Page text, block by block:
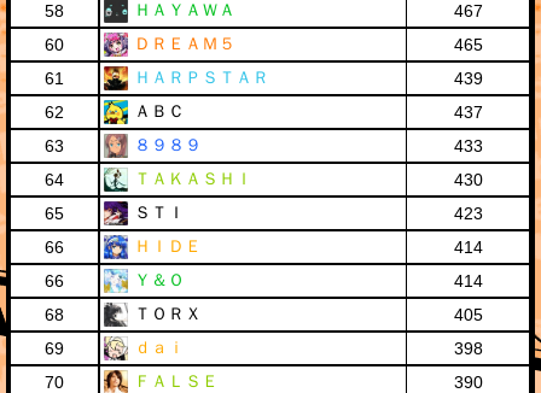
58
ＨＡＹＡＷＡ
467
60
ＤＲＥＡＭ５
465
61
ＨＡＲＰＳＴＡＲ
439
62
ＡＢＣ
437
63
８９８９
433
64
ＴＡＫＡＳＨＩ
430
65
ＳＴＩ
423
66
ＨＩＤＥ
414
66
Ｙ＆Ｏ
414
68
ＴＯＲＸ
405
69
ｄａｉ
398
70
ＦＡＬＳＥ
390